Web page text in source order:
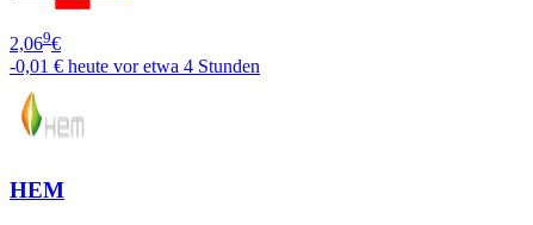
2,069€
-0,01 € heute vor etwa 4 Stunden
HEM